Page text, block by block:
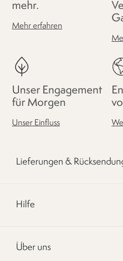
mehr.
Mehr erfahren
Unser Engagement
für Morgen
Unser Einfluss
Lieferungen &
Hilfe
Über uns